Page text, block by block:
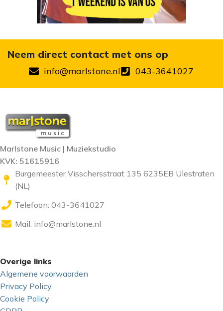
Neem direct contact met ons op
info@marlstone.nl 043-3641027
Marlstone Music | Muziekstudio
KVK: 51615916
Burgemeester Visschersstraat 135 6235EB Ulestraten
(NL)
Telefoon: 043-3641027
Mail: info@marlstone.nl
Overige links
Algemene voorwaarden
Privacy Policy
Cookie Policy